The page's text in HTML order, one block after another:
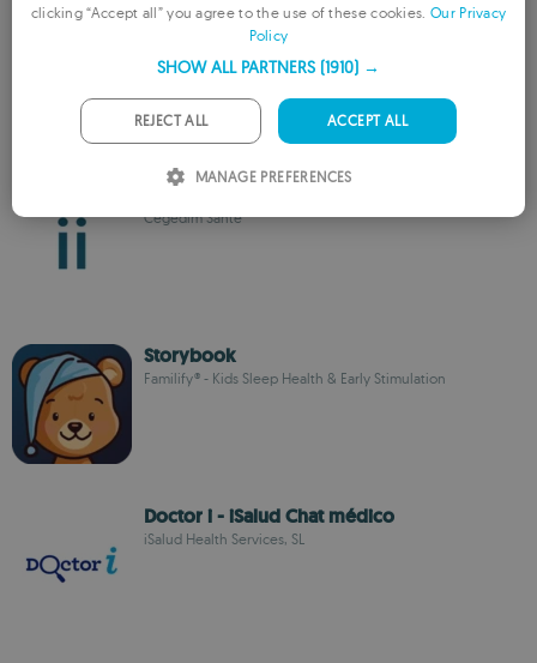
Monkey Taps
Cegedim Santé
Storybook
Familify® - Kids Sleep Health & Early Stimulation
Doctor i - iSalud Chat médico
iSalud Health Services, SL
clicking “Accept all” you agree to the use of these cookies. Our Privacy
Policy
SHOW ALL PARTNERS (1910) →
ACCEPT ALL
REJECT ALL
MANAGE PREFERENCES